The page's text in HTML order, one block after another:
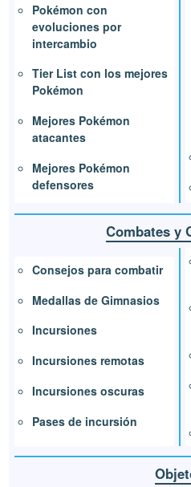
Pokémon con
evoluciones por
intercambio
Tier List con los mejores
Pokémon
Mejores Pokémon
atacantes
Mejores Pokémon
defensores
Combates y
Consejos para combatir
Medallas de Gimnasios
Incursiones
Incursiones remotas
Incursiones oscuras
Pases de incursión